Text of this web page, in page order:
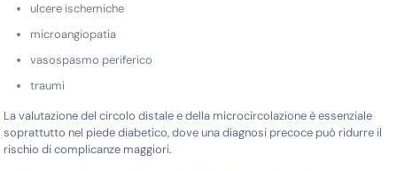
ulcere ischemiche
microangiopatia
vasospasmo periferico
traumi
La valutazione del circolo distale e della microcircolazione è essenziale
soprattutto nel piede diabetico, dove una diagnosi precoce può ridurre il
rischio di complicanze maggiori.